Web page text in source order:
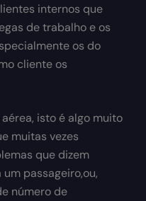
internos que
de trabalho e os
os do
cliente os
isto é algo muito
muitas vezes
que dizem
passageiro,ou,
número de